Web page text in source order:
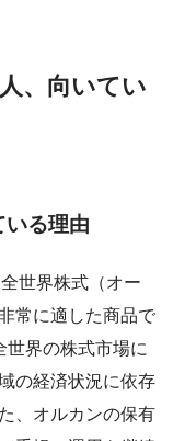
、向いてい
いる理由
世界株式（オー
常に適した商品で
世界の株式市場に
の経済状況に依存
、オルカンの保有